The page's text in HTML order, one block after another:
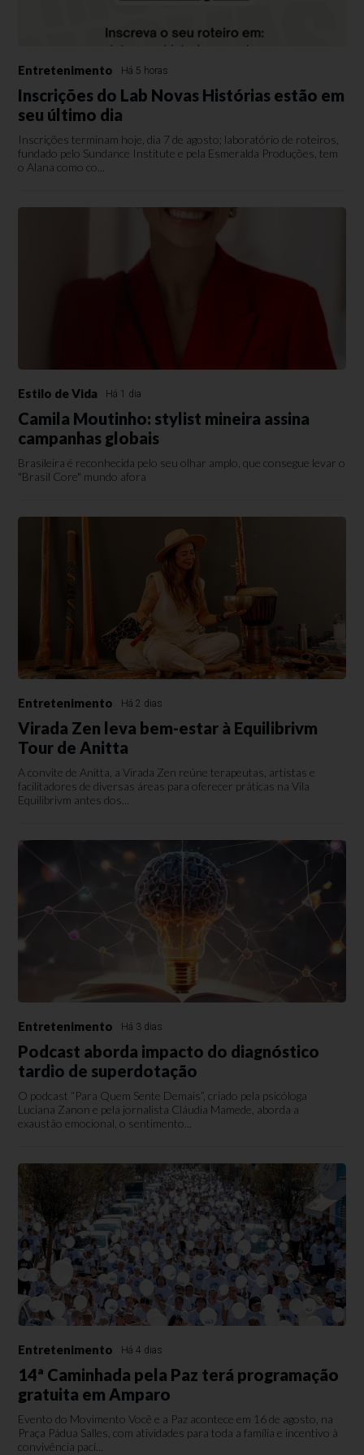
Entretenimento Há 5 horas
Inscrições do Lab Novas Histórias estão em
seu último dia
Inscrições terminam hoje, dia 7 de agosto; laboratório de roteiros,
fundado pelo Sundance Institute e pela Esmeralda Produções, tem
o Alana como co...
Estilo de Vida Há 1 dia
Camila Moutinho: stylist mineira assina
campanhas globais
Brasileira é reconhecida pelo seu olhar amplo, que consegue levar o
"Brasil Core" mundo afora
Entretenimento Há 2 dias
Virada Zen leva bem-estar à Equilibrivm
Tour de Anitta
A convite de Anitta, a Virada Zen reúne terapeutas, artistas e
facilitadores de diversas áreas para oferecer práticas na Vila
Equilibrivm antes dos...
Entretenimento Há 3 dias
Podcast aborda impacto do diagnóstico
tardio de superdotação
O podcast “Para Quem Sente Demais”, criado pela psicóloga
Luciana Zanon e pela jornalista Cláudia Mamede, aborda a
exaustão emocional, o sentimento...
Entretenimento Há 4 dias
14ª Caminhada pela Paz terá programação
gratuita em Amparo
Evento do Movimento Você e a Paz acontece em 16 de agosto, na
Praça Pádua Salles, com atividades para toda a família e incentivo à
convivência pací...